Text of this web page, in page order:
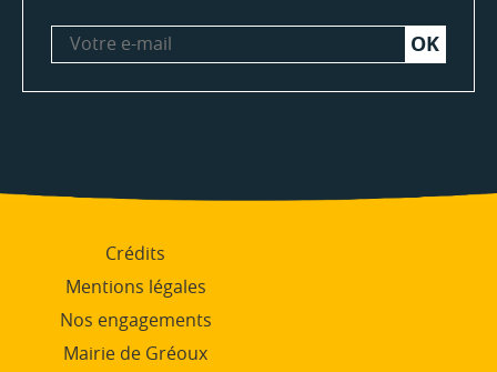
Votre
e-
Crédits
Mentions légales
Nos engagements
Mairie de Gréoux